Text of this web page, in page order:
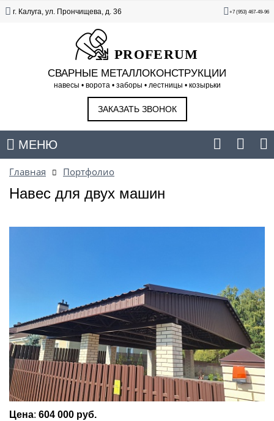
г. Калуга, ул. Прончищева, д. 36 +7 (953) 467-49-96
PROFERUM
СВАРНЫЕ МЕТАЛЛОКОНСТРУКЦИИ
навесы • ворота • заборы • лестницы • козырьки
ЗАКАЗАТЬ ЗВОНОК
МЕНЮ
Главная Портфолио
Навес для двух машин
Цена: 604 000 руб.